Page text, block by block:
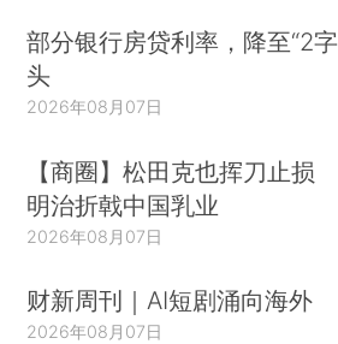
部分银行房贷利率，降至“2字
头
2026年08月07日
【商圈】松田克也挥刀止损
明治折戟中国乳业
2026年08月07日
财新周刊｜AI短剧涌向海外
2026年08月07日